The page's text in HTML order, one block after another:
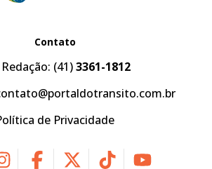
Contato
Redação: (41)3361-1812
de Privacidade